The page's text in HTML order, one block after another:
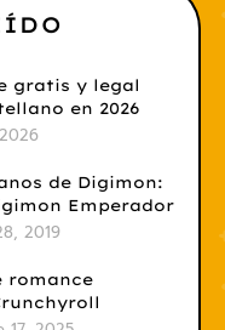
gratis y legal
en 2026
de Digimon:
Emperador
2019
romance